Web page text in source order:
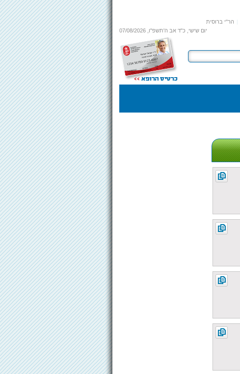
הר"י ברוסית
יום שישי, כ"ד אב ה'תשפ"ו ,
07/08/2026